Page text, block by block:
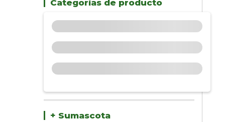
Categorías de producto
+ Sumascota